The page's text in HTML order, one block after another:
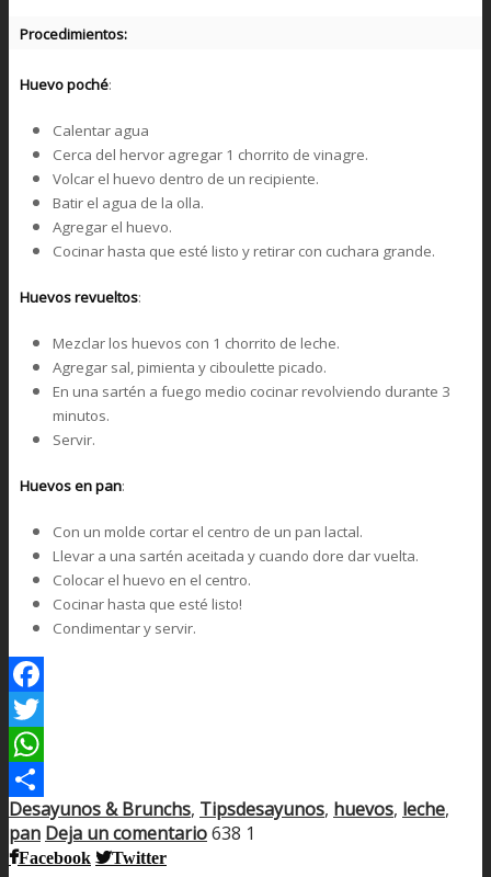
Procedimientos:
Huevo poché:
Calentar agua
Cerca del hervor agregar 1 chorrito de vinagre.
Volcar el huevo dentro de un recipiente.
Batir el agua de la olla.
Agregar el huevo.
Cocinar hasta que esté listo y retirar con cuchara grande.
Huevos revueltos:
Mezclar los huevos con 1 chorrito de leche.
Agregar sal, pimienta y ciboulette picado.
En una sartén a fuego medio cocinar revolviendo durante 3
minutos.
Servir.
Huevos en pan:
Con un molde cortar el centro de un pan lactal.
Llevar a una sartén aceitada y cuando dore dar vuelta.
Colocar el huevo en el centro.
Cocinar hasta que esté listo!
Condimentar y servir.
Facebook
Twitter
WhatsApp
Compartir
Desayunos & Brunchs, Tipsdesayunos, huevos, leche,
pan Deja un comentario638 1
Facebook Twitter